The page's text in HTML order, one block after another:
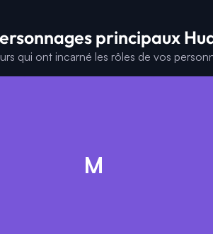
principaux
qui ont incarné les rôles de vos
M